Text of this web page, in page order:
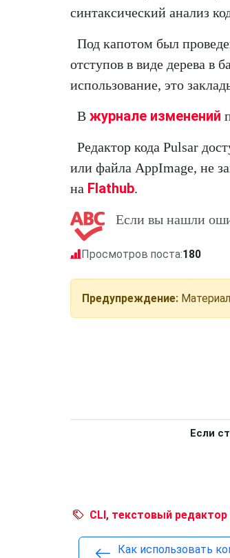
синтаксический анализ
Под капотом был
отступов в виде дерева в
использование, это
В журнале изменений
Редактор кода Pulsar
или файла AppImage, не
на Flathub.
Если вы нашли
Просмотров поста:180
Предупреждение:
Если
CLI, текстовый редактор
Как использовать